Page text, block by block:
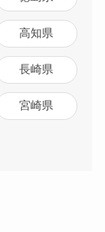
高知県
長崎県
宮崎県